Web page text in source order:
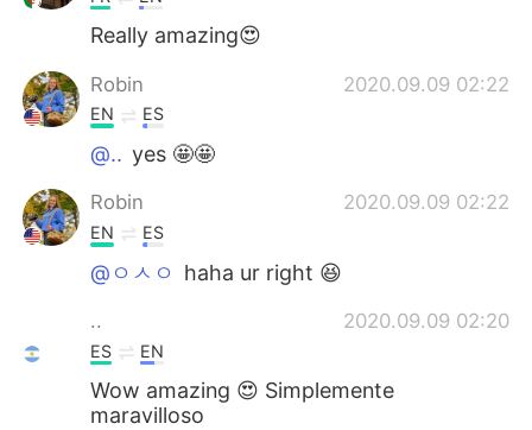
Really amazing😍
Robin 2020.09.09 02:22
EN ES
@.. yes 🤩🤩
Robin 2020.09.09 02:22
EN ES
@ㅇㅅㅇ haha ur right 😆
.. 2020.09.09 02:20
ES EN
Wow amazing 😍 Simplemente
maravilloso